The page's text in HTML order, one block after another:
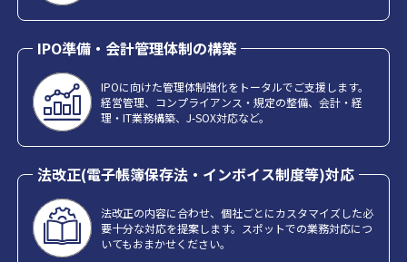
IPO準備・会計管理体制の構築
IPOに向けた管理体制強化をトータルでご支援します。
経営管理、コンプライアンス・規定の整備、会計・経
理・IT業務構築、J-SOX対応など。
法改正(電子帳簿保存法・インボイス制度等)対応
法改正の内容に合わせ、個社ごとにカスタマイズした必
要十分な対応を提案します。スポットでの業務対応につ
いてもおまかせください。